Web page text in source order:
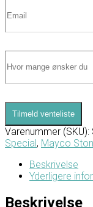
Tilmeld venteliste
Varenummer (SKU):
Special, Mayco
Beskrivelse
Yderligere
Beskrivelse